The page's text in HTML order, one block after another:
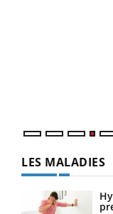
LES MALADIES